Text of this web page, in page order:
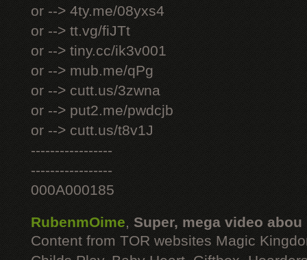
or --> 4ty.me/08yxs4
or --> tt.vg/fiJTt
or --> tiny.cc/ik3v001
or --> mub.me/qPg
or --> cutt.us/3zwna
or --> put2.me/pwdcjb
or --> cutt.us/t8v1J
-----------------
-----------------
000A000185
RubenmOime, Super, mega video abou
Content from TOR websites Magic